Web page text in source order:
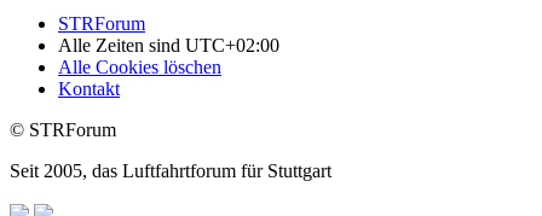
STRForum
Alle Zeiten sind UTC+02:00
Alle Cookies löschen
Kontakt
© STRForum
Seit 2005, das Luftfahrtforum für Stuttgart